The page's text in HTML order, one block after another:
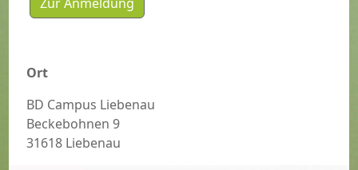
Ort
BD Campus Liebenau
Beckebohnen 9
31618 Liebenau